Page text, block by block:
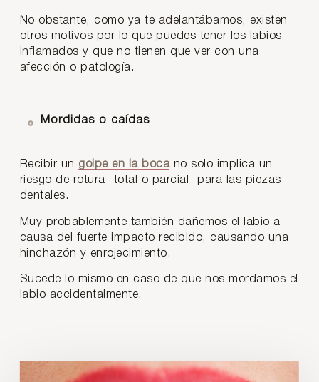
No obstante, como ya te adelantábamos, existen
otros motivos por lo que puedes tener los labios
inflamados y que no tienen que ver con una
afección o patología.
Mordidas o caídas
Recibir un golpe en la bocano solo implica un
riesgo de rotura -total o parcial- para las piezas
dentales.
Muy probablemente también dañemos el labio a
causa del fuerte impacto recibido, causando una
hinchazón y enrojecimiento.
Sucede lo mismo en caso de que nos mordamos el
labio accidentalmente.